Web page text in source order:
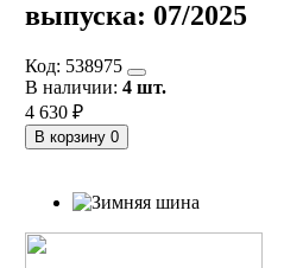
выпуска: 07/2025
Код: 538975
В наличии: 4 шт.
4 630 ₽
В корзину 0